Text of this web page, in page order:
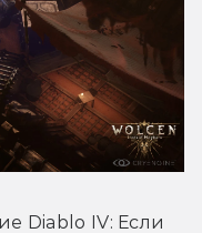
Diablo IV: Если